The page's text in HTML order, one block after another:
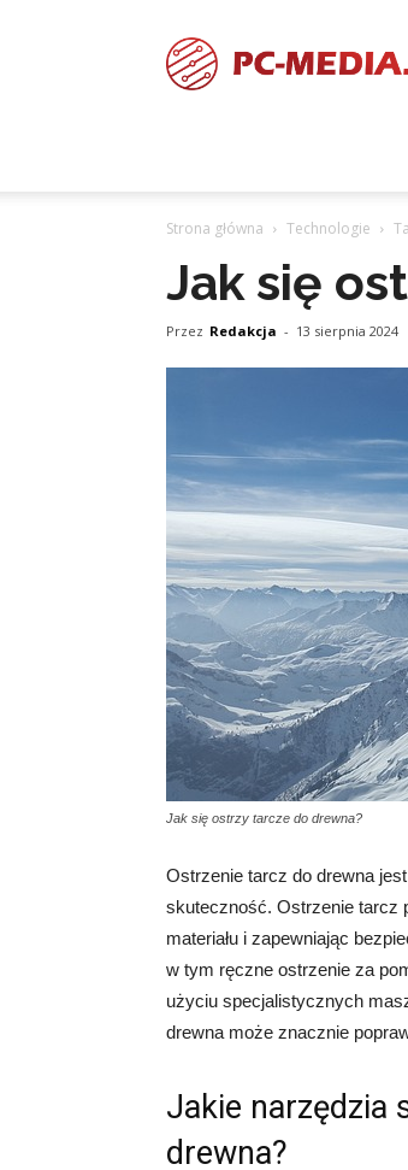
media.pl
Strona główna Technologie
Jak się
Przez Redakcja - 13 sierpnia 2024
Jak się ostrzy tarcze do drewna?
Ostrzenie tarcz do drewna
skuteczność. Ostrzenie tarcz
materiału i zapewniając
w tym ręczne ostrzenie za
użyciu specjalistycznych
drewna może znacznie
Jakie narzędzia
drewna?